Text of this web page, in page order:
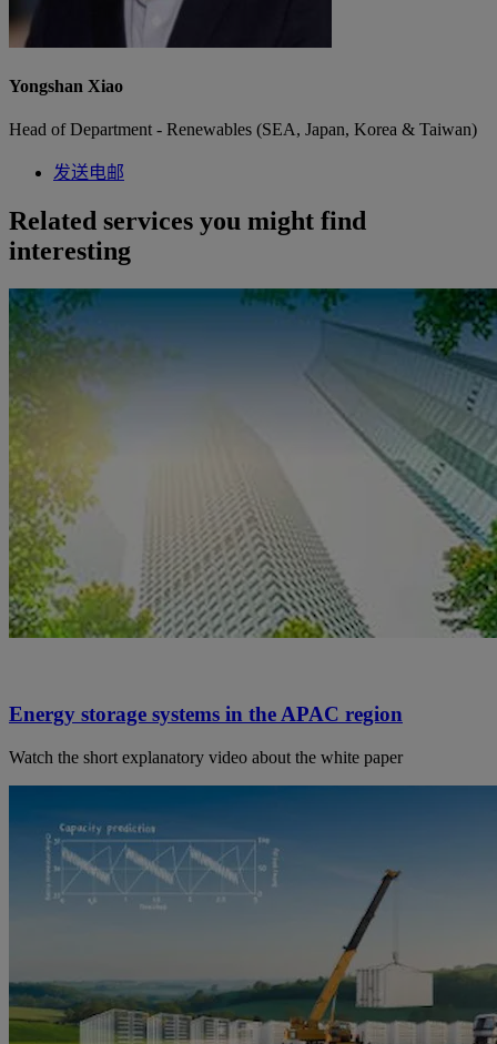
Yongshan Xiao
Head of Department - Renewables (SEA, Japan, Korea & Taiwan)
发送电邮
Related services you might find
interesting
Energy storage systems in the APAC region
Watch the short explanatory video about the white paper